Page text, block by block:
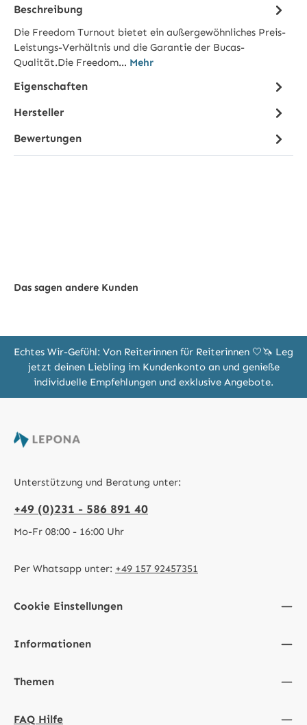
Beschreibung
Die Freedom Turnout bietet ein außergewöhnliches Preis-
Leistungs-Verhältnis und die Garantie der Bucas-
Qualität.Die Freedom… Mehr
Eigenschaften
Hersteller
Bewertungen
Das sagen andere Kunden
Echtes Wir-Gefühl: Von Reiterinnen für Reiterinnen 🤍🦄 Leg
jetzt deinen Liebling im Kundenkonto an und genieße
individuelle Empfehlungen und exklusive Angebote.
Unterstützung und Beratung unter:
+49 (0)231 - 586 891 40
Mo-Fr 08:00 - 16:00 Uhr
Per Whatsapp unter: +49 157 92457351
Cookie Einstellungen
Informationen
Themen
FAQ Hilfe